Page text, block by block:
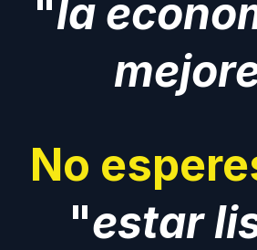
"la
No
"estar